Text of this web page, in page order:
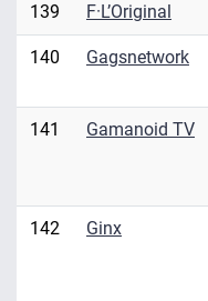
139 F·L’Original
140 Gagsnetwork
141 Gamanoid TV
142 Ginx